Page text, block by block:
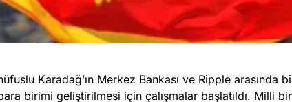
Karadağ’ın Merkez Bankası ve Ripple arasında
birimi geliştirilmesi için çalışmalar başlatıldı. Milli